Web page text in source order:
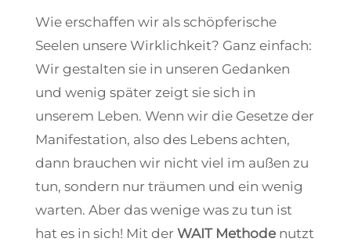
Wie erschaffen wir als schöpferische
Seelen unsere Wirklichkeit? Ganz einfach:
Wir gestalten sie in unseren Gedanken
und wenig später zeigt sie sich in
unserem Leben. Wenn wir die Gesetze der
Manifestation, also des Lebens achten,
dann brauchen wir nicht viel im außen zu
tun, sondern nur träumen und ein wenig
warten. Aber das wenige was zu tun ist
hat es in sich! Mit der WAIT Methodenutzt